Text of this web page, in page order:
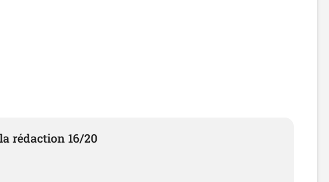
rédaction 16/20